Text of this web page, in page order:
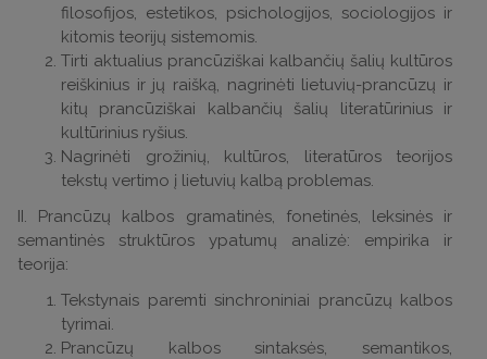
filosofijos, estetikos, psichologijos, sociologijos ir
kitomis teorijų sistemomis.
Tirti aktualius prancūziškai kalbančių šalių kultūros
reiškinius ir jų raišką, nagrinėti lietuvių-prancūzų ir
kitų prancūziškai kalbančių šalių literatūrinius ir
kultūrinius ryšius.
Nagrinėti grožinių, kultūros, literatūros teorijos
tekstų vertimo į lietuvių kalbą problemas.
II. Prancūzų kalbos gramatinės, fonetinės, leksinės ir
semantinės struktūros ypatumų analizė: empirika ir
teorija:
Tekstynais paremti sinchroniniai prancūzų kalbos
tyrimai.
Prancūzų kalbos sintaksės, semantikos,